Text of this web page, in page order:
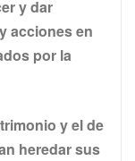
y dar
acciones en
por la
y el de
heredar sus